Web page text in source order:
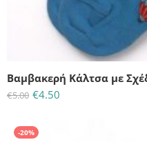
Βαμβακερή Κάλτσα με
€5.00 €4.50
-20%